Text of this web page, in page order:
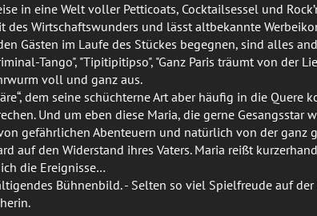
in eine Welt voller Petticoats, Cocktailsessel und
Wirtschaftswunders und lässt altbekannte
Gästen im Laufe des Stückes begegnen, sind alles
Tango", "Tipitipitipso", "Ganz Paris träumt von der
voll und ganz aus.
dem seine schüchterne Art aber häufig in die
Und um eben diese Maria, die gerne Gesangsstar
gefährlichen Abenteuern und natürlich von der ganz
auf den Widerstand ihres Vaters. Maria reißt
die Ereignisse…
Bühnenbild. - Selten so viel Spielfreude auf